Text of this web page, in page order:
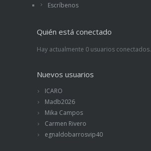
Escríbenos
Quién está conectado
Hay actualmente 0 usuarios conectados.
Nuevos usuarios
ICARO
Madb2026
Mika Campos
Carmen Rivero
egnaldobarrosvip40